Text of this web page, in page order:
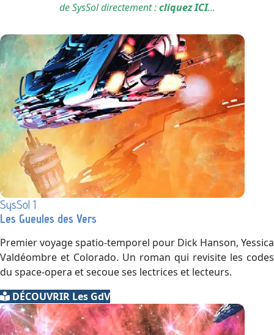
de SysSol directement :cliquez ICI...
SysSol 1
Les Gueules des Vers
Premier voyage spatio-temporel pour Dick Hanson, Yessica
Valdéombre et Colorado. Un roman qui revisite les codes
du space-opera et secoue ses lectrices et lecteurs.
DÉCOUVRIR Les GdV